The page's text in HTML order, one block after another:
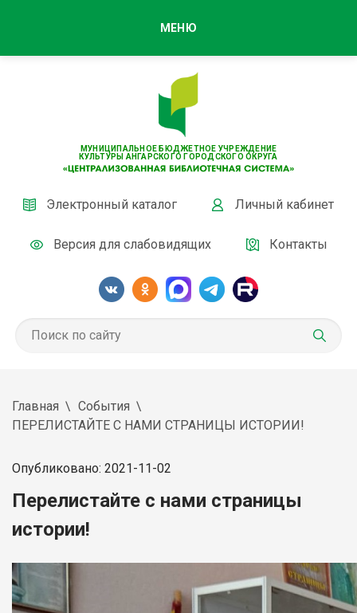
МУНИЦИПАЛЬНОЕ БЮДЖЕТНОЕ УЧРЕЖДЕНИЕ
КУЛЬТУРЫ АНГАРСКОГО ГОРОДСКОГО ОКРУГА
Электронный каталог Личный кабинет
Версия для слабовидящих Контакты
МЕНЮ
Главная
События
ПЕРЕЛИСТАЙТЕ С НАМИ СТРАНИЦЫ ИСТОРИИ!
Опубликовано: 2021-11-02
Перелистайте с нами страницы
истории!